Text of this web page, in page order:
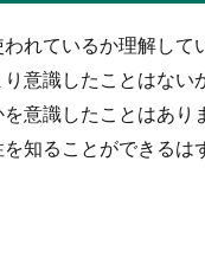
は？退職後に必要な手続
れているか理解して
意識したことはない
意識したことはあり
知ることができるは